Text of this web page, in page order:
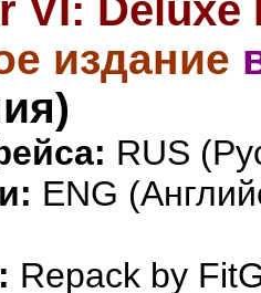
VI:
издание
RUS
ENG
Repack by